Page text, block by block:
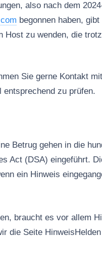
also nach dem
begonnen haben,
zu wenden, die
Sie gerne Kontakt
zu prüfen.
Betrug gehen in die
Act (DSA) eingeführt.
ein Hinweis
braucht es vor allem
die Seite